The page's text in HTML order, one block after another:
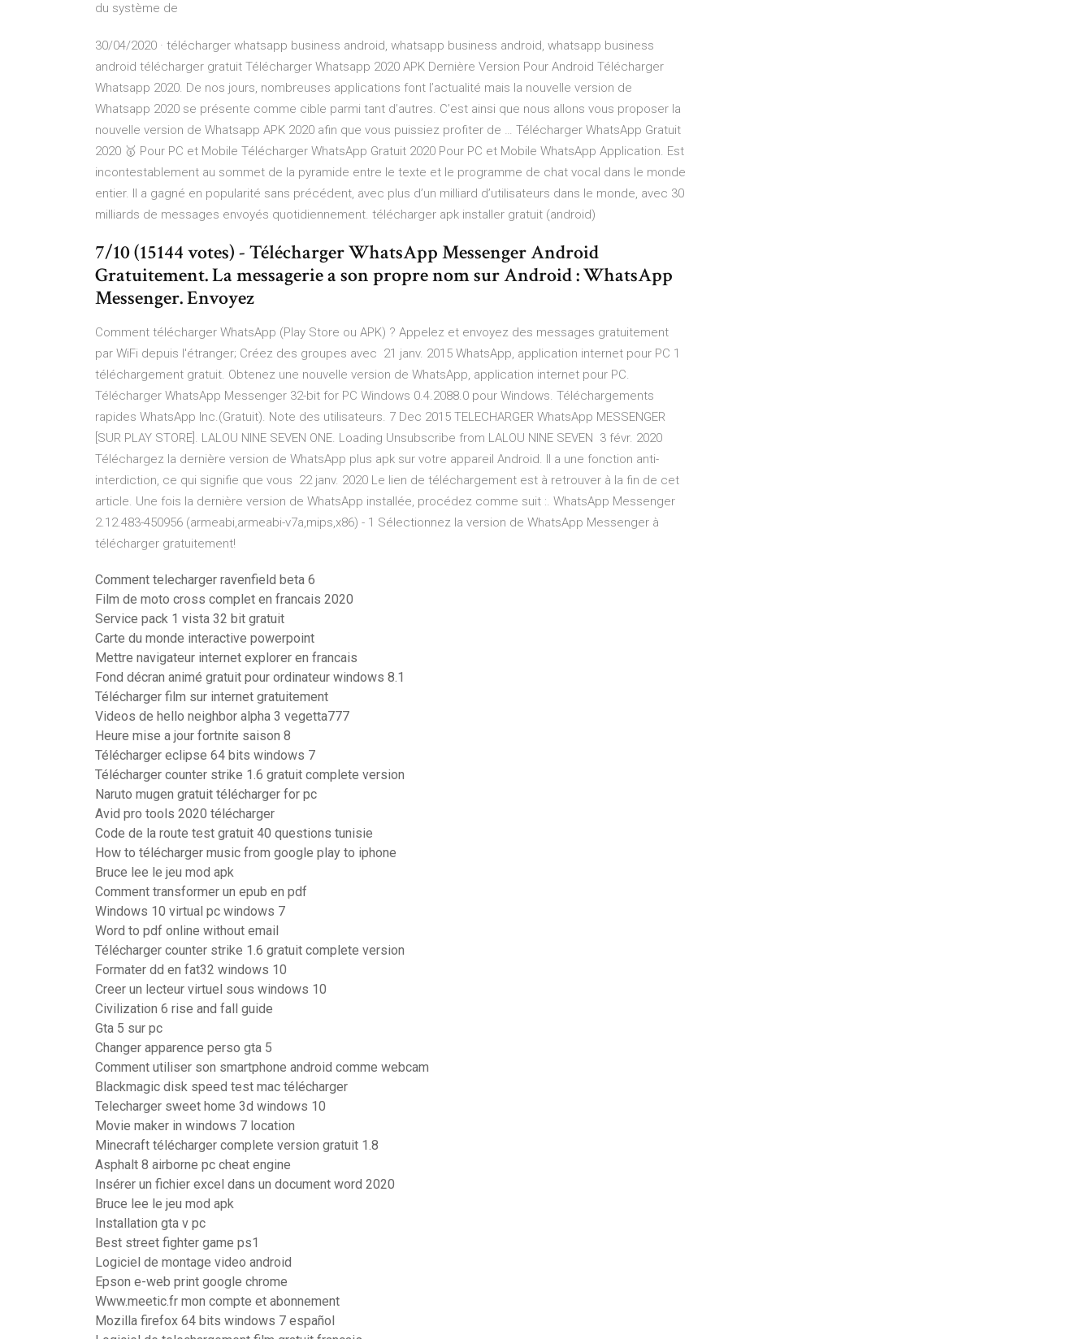
du système de
30/04/2020 · télécharger whatsapp business android, whatsapp business android, whatsapp business
android télécharger gratuit Télécharger Whatsapp 2020 APK Dernière Version Pour Android Télécharger
Whatsapp 2020. De nos jours, nombreuses applications font l’actualité mais la nouvelle version de
Whatsapp 2020 se présente comme cible parmi tant d’autres. C’est ainsi que nous allons vous proposer la
nouvelle version de Whatsapp APK 2020 afin que vous puissiez profiter de … Télécharger WhatsApp Gratuit
2020 🥇 Pour PC et Mobile Télécharger WhatsApp Gratuit 2020 Pour PC et Mobile WhatsApp Application. Est
incontestablement au sommet de la pyramide entre le texte et le programme de chat vocal dans le monde
entier. Il a gagné en popularité sans précédent, avec plus d’un milliard d’utilisateurs dans le monde, avec 30
milliards de messages envoyés quotidiennement. télécharger apk installer gratuit (android)
7/10 (15144 votes) - Télécharger WhatsApp Messenger Android
Gratuitement. La messagerie a son propre nom sur Android : WhatsApp
Messenger. Envoyez
Comment télécharger WhatsApp (Play Store ou APK) ? Appelez et envoyez des messages gratuitement
par WiFi depuis l'étranger; Créez des groupes avec 21 janv. 2015 WhatsApp, application internet pour PC 1
téléchargement gratuit. Obtenez une nouvelle version de WhatsApp, application internet pour PC.
Télécharger WhatsApp Messenger 32-bit for PC Windows 0.4.2088.0 pour Windows. Téléchargements
rapides WhatsApp Inc.(Gratuit). Note des utilisateurs. 7 Dec 2015 TELECHARGER WhatsApp MESSENGER
[SUR PLAY STORE]. LALOU NINE SEVEN ONE. Loading Unsubscribe from LALOU NINE SEVEN 3 févr. 2020
Téléchargez la dernière version de WhatsApp plus apk sur votre appareil Android. Il a une fonction anti-
interdiction, ce qui signifie que vous 22 janv. 2020 Le lien de téléchargement est à retrouver à la fin de cet
article. Une fois la dernière version de WhatsApp installée, procédez comme suit :. WhatsApp Messenger
2.12.483-450956 (armeabi,armeabi-v7a,mips,x86) - 1 Sélectionnez la version de WhatsApp Messenger à
télécharger gratuitement!
Comment telecharger ravenfield beta 6
Film de moto cross complet en francais 2020
Service pack 1 vista 32 bit gratuit
Carte du monde interactive powerpoint
Mettre navigateur internet explorer en francais
Fond décran animé gratuit pour ordinateur windows 8.1
Télécharger film sur internet gratuitement
Videos de hello neighbor alpha 3 vegetta777
Heure mise a jour fortnite saison 8
Télécharger eclipse 64 bits windows 7
Télécharger counter strike 1.6 gratuit complete version
Naruto mugen gratuit télécharger for pc
Avid pro tools 2020 télécharger
Code de la route test gratuit 40 questions tunisie
How to télécharger music from google play to iphone
Bruce lee le jeu mod apk
Comment transformer un epub en pdf
Windows 10 virtual pc windows 7
Word to pdf online without email
Télécharger counter strike 1.6 gratuit complete version
Formater dd en fat32 windows 10
Creer un lecteur virtuel sous windows 10
Civilization 6 rise and fall guide
Gta 5 sur pc
Changer apparence perso gta 5
Comment utiliser son smartphone android comme webcam
Blackmagic disk speed test mac télécharger
Telecharger sweet home 3d windows 10
Movie maker in windows 7 location
Minecraft télécharger complete version gratuit 1.8
Asphalt 8 airborne pc cheat engine
Insérer un fichier excel dans un document word 2020
Bruce lee le jeu mod apk
Installation gta v pc
Best street fighter game ps1
Logiciel de montage video android
Epson e-web print google chrome
Www.meetic.fr mon compte et abonnement
Mozilla firefox 64 bits windows 7 español